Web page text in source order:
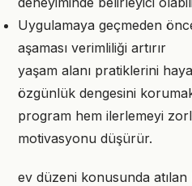
Uygulamaya geçmeden
aşaması verimliliği artırır
yaşam alanı pratiklerini
özgünlük dengesini
program hem ilerlemeyi
motivasyonu düşürür.
ev düzeni konusunda